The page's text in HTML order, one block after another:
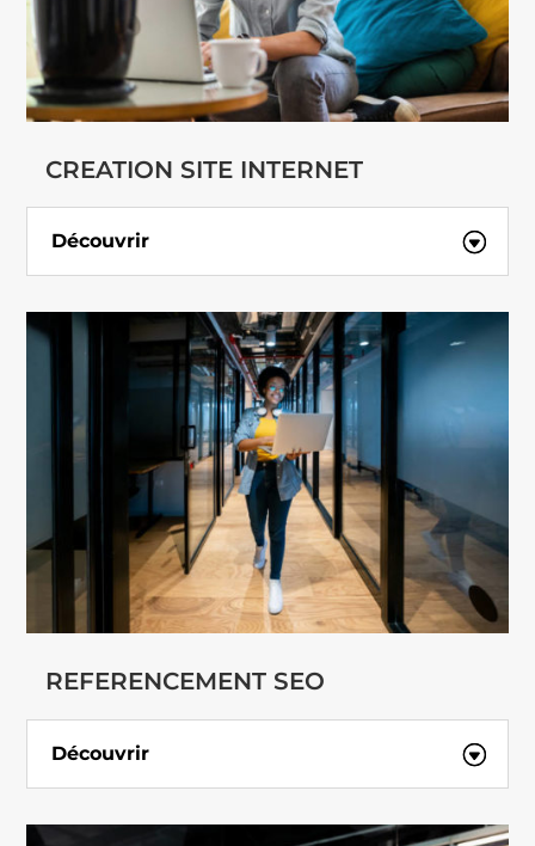
CREATION SITE INTERNET
Découvrir
REFERENCEMENT SEO
Découvrir